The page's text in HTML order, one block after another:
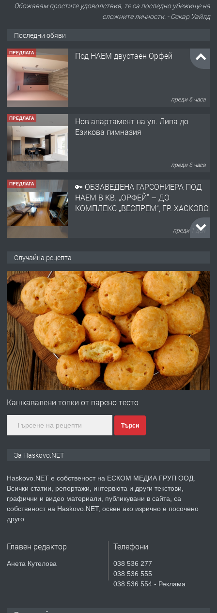
Обожавам простите удоволствия, те са последно убежище на
сложните личности. - Оскар Уайлд
Последни обяви
ПРЕДЛАГА
Нов апартамент на ул. Липа до
преди 6 часа
ПРЕДЛАГА
🔑 ОБЗАВЕДЕНА ГАРСОНИЕРА ПОД
НАЕМ В КВ. „ОРФЕЙ“ – ДО
преди 1 ден
ПРЕДЛАГА
НАПЪЛНО ОБЗАВЕДЕН И
ОБОРУДВАН ТРИСТАЕН
АПАРТАМЕНТ В ЦЕНТЪРА НА ГР.
преди 2 дни
преди 2 дни
ПРЕДЛАГА
№4120 Магазин/Офис под наем в кв.
Любен Каравелов, Хасково-близо до
градската градина!
преди 2 дни
ПРЕДЛАГА
ПРОСТОРЕН ТРИСТАЕН
КУБА
преди 3 дни
ПРЕДЛАГА СГЛОБЯВАНЕ НА МЕБЕЛИ.
№4119 Едностаен обзаведен
Случайна рецепта
Кашкавалени топки от парено тесто
Търси
За Haskovo.NET
Haskovo.NET е собственост на ЕСКОМ МЕДИА ГРУП ООД.
Всички статии, репортажи, интервюта и други текстови,
графични и видео материали, публикувани в сайта, са
собственост на Haskovo.NET, освен ако изрично е посочено
друго.
Главен редактор
Анета Кутелова
Телефони
038 536 277
038 536 555
038 536 554 - Реклама